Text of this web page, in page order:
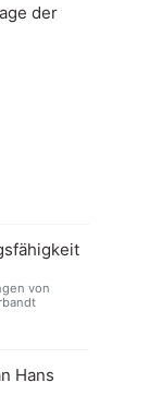
der
von
Hans